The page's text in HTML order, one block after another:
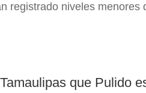
registrado niveles menores
que Pulido